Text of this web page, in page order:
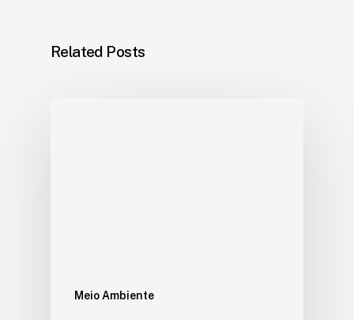
Related Posts
Meio Ambiente